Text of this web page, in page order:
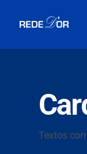
Textos